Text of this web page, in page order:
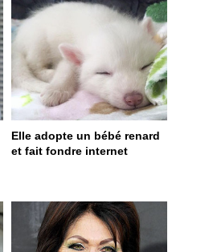
Elle adopte un bébé renard
et fait fondre internet